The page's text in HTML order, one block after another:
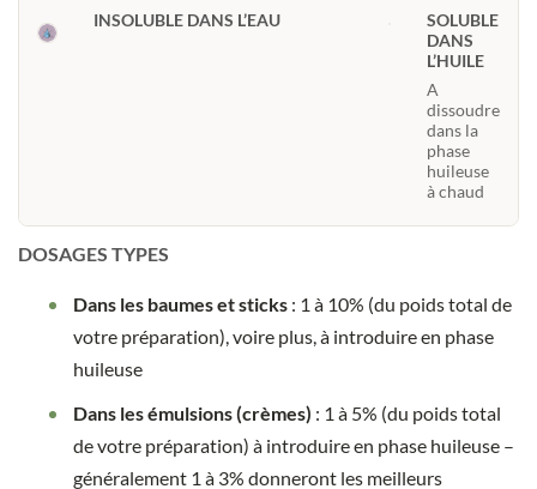
INSOLUBLE DANS L’EAU
SOLUBLE
DANS
L’HUILE
A
dissoudre
dans la
phase
huileuse
à chaud
DOSAGES TYPES
Dans les baumes et sticks : 1 à 10% (du poids total de
votre préparation), voire plus, à introduire en phase
huileuse
Dans les émulsions (crèmes) : 1 à 5% (du poids total
de votre préparation) à introduire en phase huileuse –
généralement 1 à 3% donneront les meilleurs